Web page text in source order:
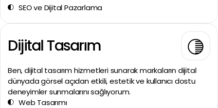
SEO ve Dijital Pazarlama
Dijital Tasarım
Ben, dijital tasarım hizmetleri sunarak markaların dijital
dünyada görsel açıdan etkili, estetik ve kullanıcı dostu
deneyimler sunmalarını sağlıyorum.
Web Tasarımı